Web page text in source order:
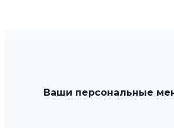
Ваши персональные